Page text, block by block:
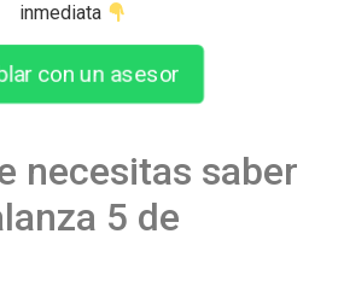
inmediata
con un asesor
necesitas saber
5 de